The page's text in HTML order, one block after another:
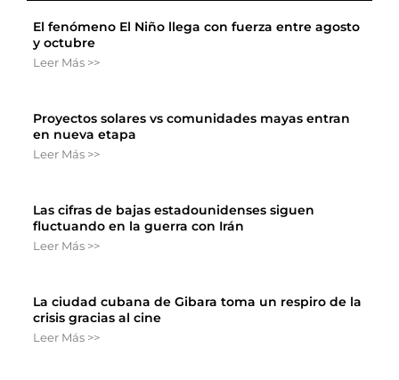
El fenómeno El Niño llega con fuerza entre agosto
y octubre
Leer Más >>
Proyectos solares vs comunidades mayas entran
en nueva etapa
Leer Más >>
Las cifras de bajas estadounidenses siguen
fluctuando en la guerra con Irán
Leer Más >>
La ciudad cubana de Gibara toma un respiro de la
crisis gracias al cine
Leer Más >>